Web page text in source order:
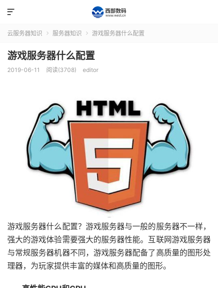

云服务器知识  服务器知识  游戏服务器什么配置
游戏服务器什么配置
2019-06-11 阅读(3708) editor
游戏服务器什么配置？游戏服务器与一般的服务器不一样，
强大的游戏体验需要强大的服务器性能。互联网游戏服务器
与常规服务器机器不同，游戏服务器配备了高质量的图形处
理器，为玩家提供丰富的媒体和高质量的图形。